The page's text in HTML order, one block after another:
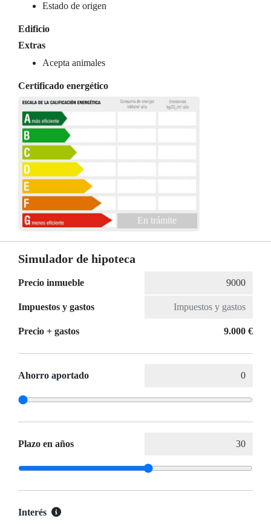
Estado de origen
Edificio
Extras
Acepta animales
Certificado energético
En trámite
Simulador de hipoteca
Precio inmueble
Impuestos y gastos
Precio + gastos 9.000 €
Ahorro aportado
Plazo en años
Interés